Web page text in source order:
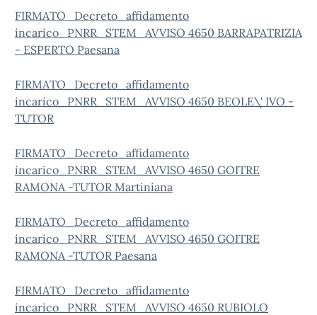
FIRMATO_Decreto_affidamento
incarico_PNRR_STEM_AVVISO 4650 BARRAPATRIZIA
- ESPERTO Paesana
FIRMATO_Decreto_affidamento
incarico_PNRR_STEM_AVVISO 4650 BEOLE\' IVO -
TUTOR
FIRMATO_Decreto_affidamento
incarico_PNRR_STEM_AVVISO 4650 GOITRE
RAMONA -TUTOR Martiniana
FIRMATO_Decreto_affidamento
incarico_PNRR_STEM_AVVISO 4650 GOITRE
RAMONA -TUTOR Paesana
FIRMATO_Decreto_affidamento
incarico_PNRR_STEM_AVVISO 4650 RUBIOLO